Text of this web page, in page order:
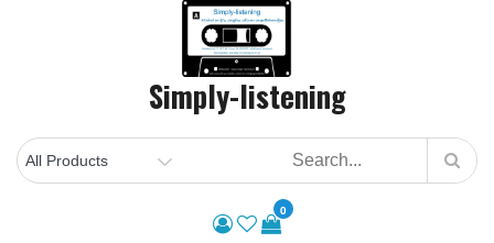
Simply-listening
0